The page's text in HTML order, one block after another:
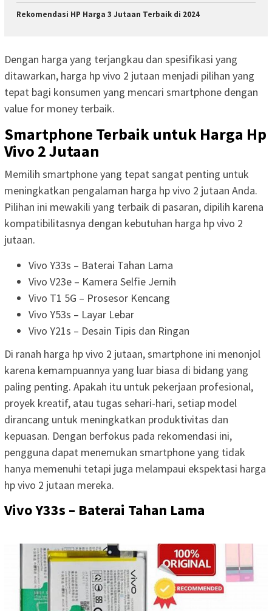
Rekomendasi HP Harga 3 Jutaan Terbaik di 2024
Dengan harga yang terjangkau dan spesifikasi yang
ditawarkan, harga hp vivo 2 jutaan menjadi pilihan yang
tepat bagi konsumen yang mencari smartphone dengan
value for money terbaik.
Smartphone Terbaik untuk Harga Hp
Vivo 2 Jutaan
Memilih smartphone yang tepat sangat penting untuk
meningkatkan pengalaman harga hp vivo 2 jutaan Anda.
Pilihan ini mewakili yang terbaik di pasaran, dipilih karena
kompatibilitasnya dengan kebutuhan harga hp vivo 2
jutaan.
Vivo Y33s – Baterai Tahan Lama
Vivo V23e – Kamera Selfie Jernih
Vivo T1 5G – Prosesor Kencang
Vivo Y53s – Layar Lebar
Vivo Y21s – Desain Tipis dan Ringan
Di ranah harga hp vivo 2 jutaan, smartphone ini menonjol
karena kemampuannya yang luar biasa di bidang yang
paling penting. Apakah itu untuk pekerjaan profesional,
proyek kreatif, atau tugas sehari-hari, setiap model
dirancang untuk meningkatkan produktivitas dan
kepuasan. Dengan berfokus pada rekomendasi ini,
pengguna dapat menemukan smartphone yang tidak
hanya memenuhi tetapi juga melampaui ekspektasi harga
hp vivo 2 jutaan mereka.
Vivo Y33s – Baterai Tahan Lama